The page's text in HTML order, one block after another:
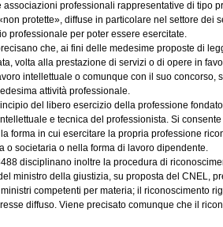
professionali rappresentative di tipo
protette», diffuse in particolare nel settore dei
professionale per poter essere esercitate.
che, ai fini delle medesime proposte di
volta alla prestazione di servizi o di opere in
intellettuale o comunque con il suo concorso,
attività professionale.
del libero esercizio della professione
e tecnica del professionista. Si
forma in cui esercitare la propria professione
o societaria o nella forma di lavoro dipendente.
disciplinano inoltre la procedura di
ministro della giustizia, su proposta del CNEL,
competenti per materia; il riconoscimento
diffuso. Viene precisato comunque che il